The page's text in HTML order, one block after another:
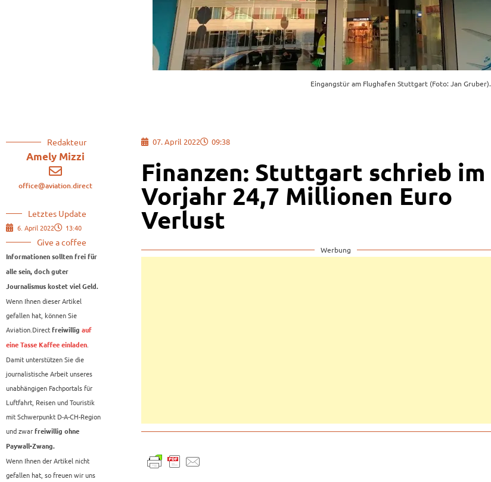
Eingangstür am Flughafen Stuttgart (Foto: Jan Gruber).
Redakteur
Amely Mizzi
office@aviation.direct
Letztes Update
6. April 2022 13:40
Give a coffee
Informationen sollten frei für
alle sein, doch guter
Journalismus kostet viel Geld.
Wenn Ihnen dieser Artikel
gefallen hat, können Sie
Aviation.Direct freiwillig auf
eine Tasse Kaffee einladen.
Damit unterstützen Sie die
journalistische Arbeit unseres
unabhängigen Fachportals für
Luftfahrt, Reisen und Touristik
mit Schwerpunkt D-A-CH-Region
und zwar freiwillig ohne
Paywall-Zwang.
Wenn Ihnen der Artikel nicht
gefallen hat, so freuen wir uns
07. April 2022 09:38
Finanzen: Stuttgart schrieb im
Vorjahr 24,7 Millionen Euro
Verlust
Werbung